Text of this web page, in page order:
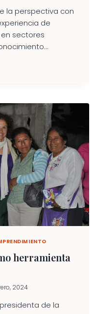
la perspectiva con
de
sectores
herramienta
2024
de la